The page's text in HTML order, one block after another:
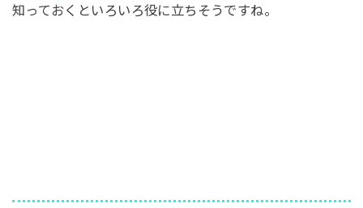
知っておくといろいろ役に立ちそうですね。